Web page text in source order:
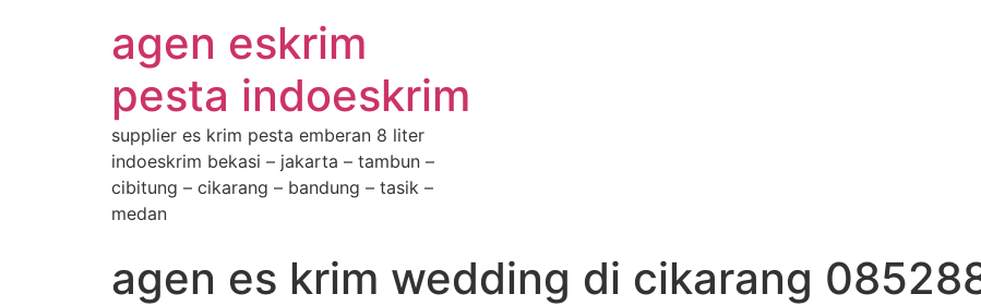
agen eskrim
pesta indoeskrim
supplier es krim pesta emberan 8 liter
indoeskrim bekasi – jakarta – tambun –
cibitung – cikarang – bandung – tasik –
medan
agen es krim wedding di cikarang